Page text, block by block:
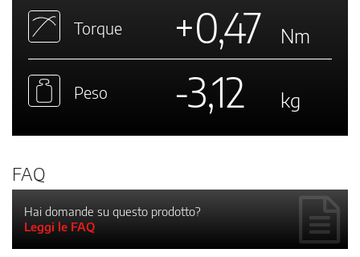
Torque +0,47 Nm
Peso -3,12 kg
FAQ
Hai domande su questo prodotto?
Leggi le FAQ